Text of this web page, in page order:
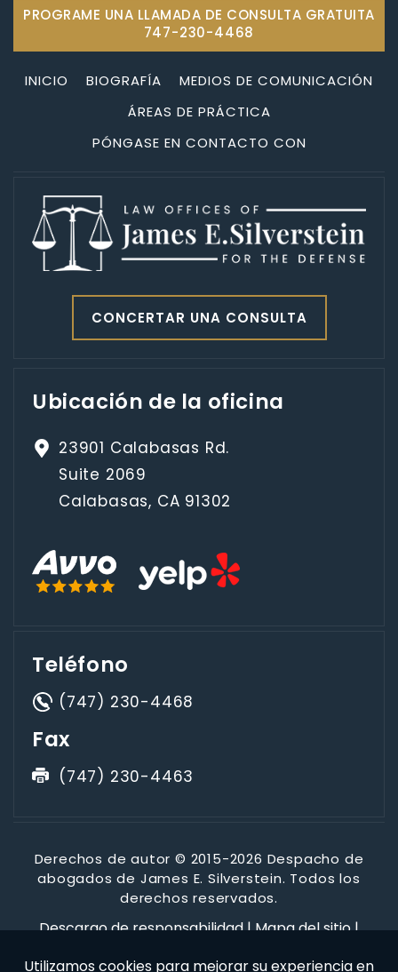
PROGRAME UNA LLAMADA DE CONSULTA GRATUITA
747-230-4468
INICIO BIOGRAFÍA
MEDIOS DE COMUNICACIÓN
ÁREAS DE PRÁCTICA
PÓNGASE EN CONTACTO CON
CONCERTAR UNA CONSULTA
Ubicación de la oficina
23901 Calabasas Rd.
Suite 2069
Calabasas, CA 91302
Teléfono
(747) 230-4468
Fax
(747) 230-4463
Derechos de autor © 2015-2026 Despacho de
abogados de James E. Silverstein. Todos los
derechos reservados.
Descargo de responsabilidad|Mapa del sitio|